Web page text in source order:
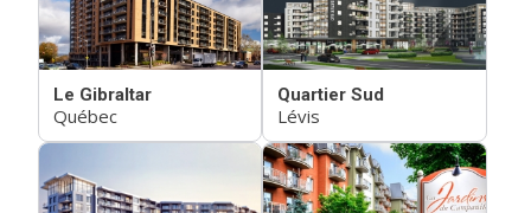
Le Gibraltar
Québec
Quartier Sud
Lévis